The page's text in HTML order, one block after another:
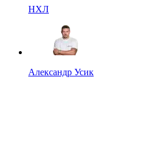
НХЛ
Александр Усик